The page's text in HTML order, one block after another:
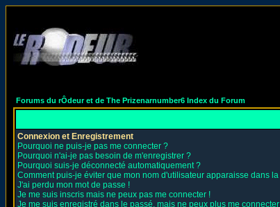
Forums du rÔdeur et de The Prizenarnumber6 Index du Forum
Connexion et Enregistrement
Pourquoi ne puis-je pas me connecter ?
Pourquoi n'ai-je pas besoin de m'enregistrer ?
Pourquoi suis-je déconnecté automatiquement ?
Comment puis-je éviter que mon nom d'utilisateur apparaisse dans
J'ai perdu mon mot de passe !
Je me suis inscris mais ne peux pas me connecter !
Je me suis enregistré dans le passé, mais ne peux plus me